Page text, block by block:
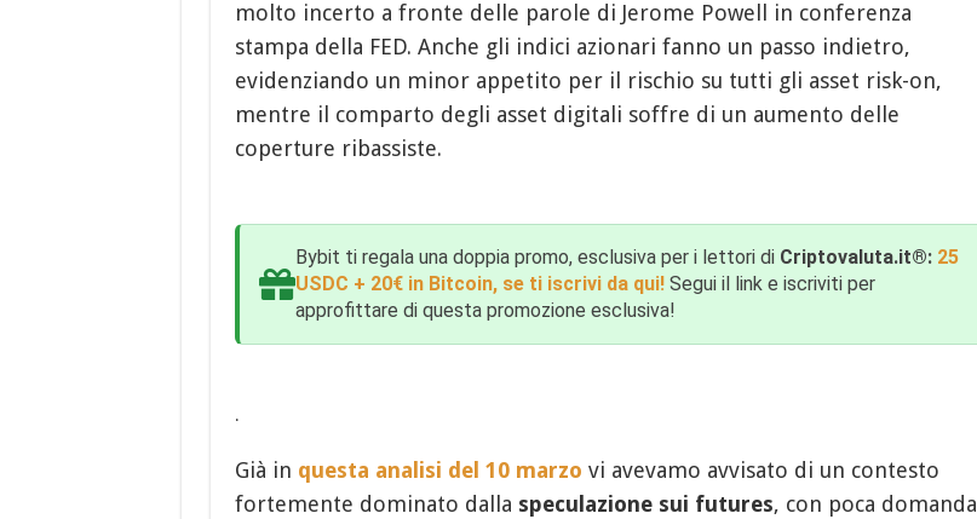
molto incerto a fronte delle parole di Jerome Powell in conferenza
stampa della FED. Anche gli indici azionari fanno un passo indietro,
evidenziando un minor appetito per il rischio su tutti gli asset risk-on,
mentre il comparto degli asset digitali soffre di un aumento delle
coperture ribassiste.
Bybit ti regala una doppia promo, esclusiva per i lettori di Criptovaluta.it®: 25
USDC + 20€ in Bitcoin, se ti iscrivi da qui!Segui il link e iscriviti per
approfittare di questa promozione esclusiva!
.
Già in questa analisi del 10 marzo vi avevamo avvisato di un contesto
fortemente dominato dalla speculazione sui futures, con poca domanda